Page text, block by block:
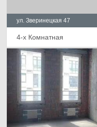
ул. Зверинецкая 47
4-х Комнатная